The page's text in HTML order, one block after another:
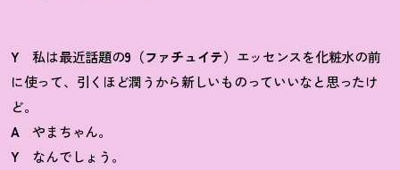
Y 私は最近話題の9（ファチュイテ） エッセンスを化粧水の前
に使って、引くほど潤うから新しいものっていいなと思ったけ
ど。
Aやまちゃん。
Y なんでしょう。